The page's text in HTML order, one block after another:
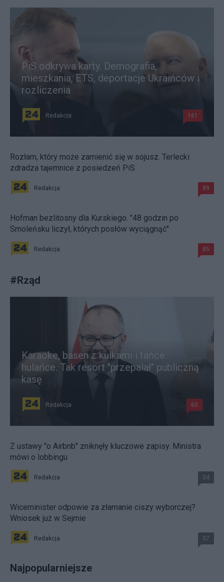
PiS odkrywa karty. Demografia,
mieszkania, ETS, deportacje Ukraińców i
rozliczenia
Redakcja 161
Rozłam, który może zamienić się w sojusz. Terlecki
zdradza tajemnice z posiedzeń PiS
Redakcja 89
Hofman bezlitosny dla Kurskiego. "48 godzin po
Smoleńsku liczył, których posłów wyciągnąć"
Redakcja 85
#Rząd
Karaoke, basen z kulkami i tańce
hulańce. Tak resort "przepalał" publiczną
kasę
Redakcja 60
Z ustawy "o Airbnb" zniknęły kluczowe zapisy. Ministra
mówi o lobbingu
Redakcja 34
Wiceminister odpowie za złamanie ciszy wyborczej?
Wniosek już w Sejmie
Redakcja 37
Najpopularniejsze